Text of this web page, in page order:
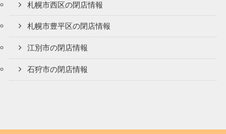
札幌市西区の閉店情報
札幌市豊平区の閉店情報
江別市の閉店情報
石狩市の閉店情報